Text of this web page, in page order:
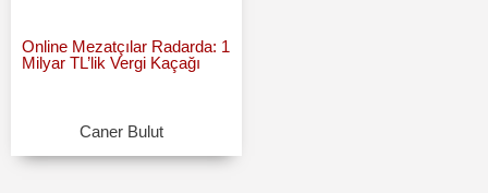
Online Mezatçılar Radarda: 1
Milyar TL’lik Vergi Kaçağı
Caner Bulut